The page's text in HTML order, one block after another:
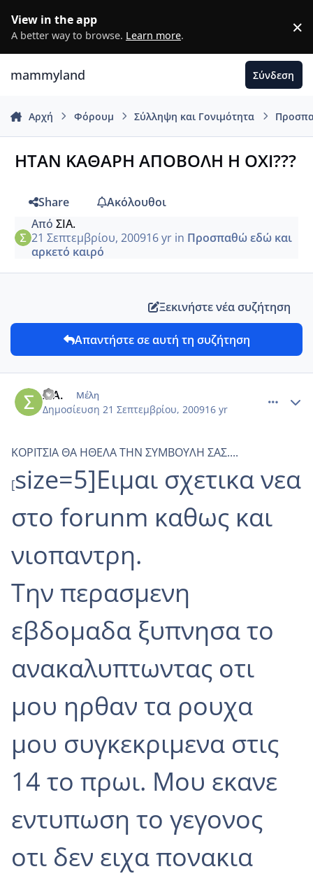
View in the app
A better way to browse. Learn more. ×
mammyland Σύνδεση
Αρχή Φόρουμ Σύλληψη και Γονιμότητα
ΗΤΑΝ ΚΑΘΑΡΗ ΑΠΟΒΟΛΗ Η ΟΧΙ???
Share
Ακόλουθοι
Από ΣΙΑ.
21 Σεπτεμβρίου, 200916 yrin Προσπαθώ εδώ και
αρκετό καιρό
Ξεκινήστε νέα συζήτηση
Απαντήστε σε αυτή τη συζήτηση
ΣΙΑ. Μέλη
Δημοσίευση 21 Σεπτεμβρίου, 200916 yr
ΚΟΡΙΤΣΙΑ ΘΑ ΗΘΕΛΑ ΤΗΝ ΣΥΜΒΟΥΛΗ ΣΑΣ....
[size=5]Ειμαι σχετικα νεα
στο forunm καθως και
νιοπαντρη.
Την περασμενη
εβδομαδα ξυπνησα το
ανακαλυπτωντας οτι
μου ηρθαν τα ρουχα
μου συγκεκριμενα στις
14 το πρωι. Μου εκανε
εντυπωση το γεγονος
οτι δεν ειχα πονακια